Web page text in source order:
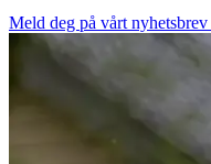
Meld deg på vårt nyhetsbrev